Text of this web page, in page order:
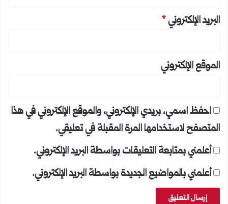
البريد الإلكتروني*
الموقع الإلكتروني
احفظ اسمي، بريدي الإلكتروني، والموقع الإلكتروني في هذا
المتصفح لاستخدامها المرة المقبلة في تعليقي.
أعلمني بمتابعة التعليقات بواسطة البريد الإلكتروني.
أعلمني بالمواضيع الجديدة بواسطة البريد الإلكتروني.